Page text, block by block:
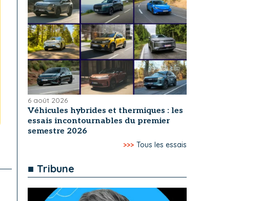
6 août 2026
Véhicules hybrides et thermiques : les
essais incontournables du premier
semestre 2026
>>> Tous les essais
■ Tribune